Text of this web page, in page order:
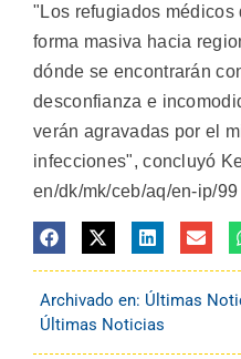
"Los refugiados médicos
forma masiva hacia
dónde se encontrarán
desconfianza e
verán agravadas por el
infecciones", concluyó
en/dk/mk/ceb/aq/en-ip/99
Archivado en: Últimas
Últimas Noticias